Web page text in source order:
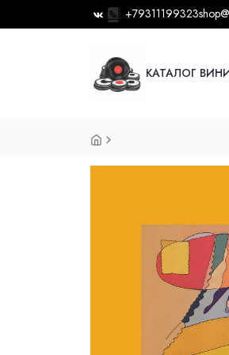
+79311199323
КАТАЛОГ